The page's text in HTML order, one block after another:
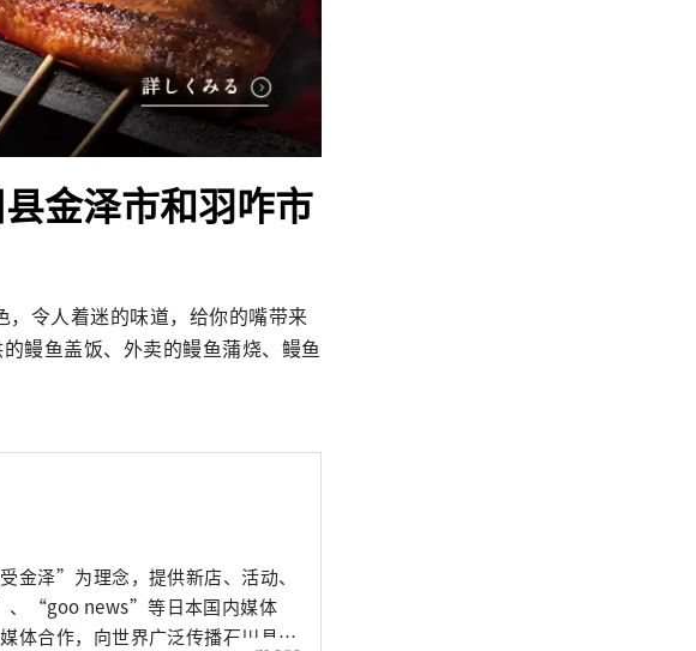
金泽市和羽咋市
令人着迷的味道，给你的嘴带来
鳗鱼盖饭、外卖的鳗鱼蒲烧、鳗鱼
金泽”为理念，提供新店、活动、
、“goo news”等日本国内媒体
体合作，向世界广泛传播石川县的